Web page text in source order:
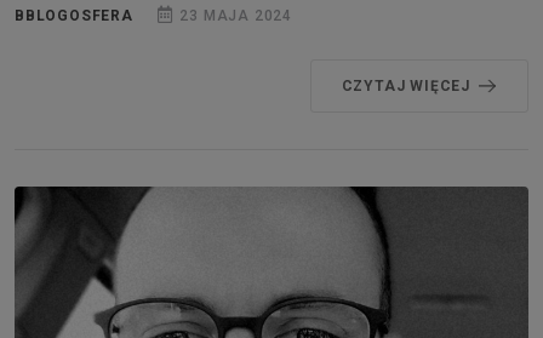
BBLOGOSFERA 23 MAJA 2024
CZYTAJ WIĘCEJ